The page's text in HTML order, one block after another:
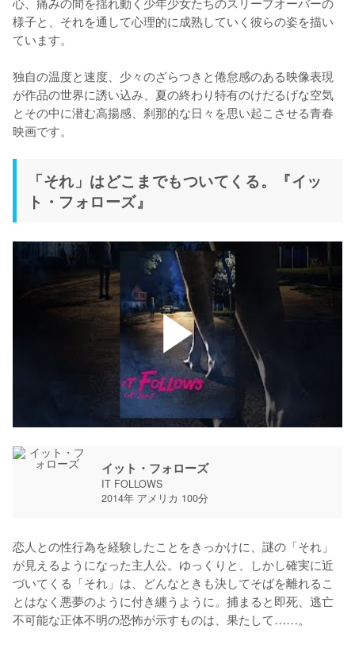
様子と、それを通して心理的に成熟していく彼らの姿を描い
ています。
独自の温度と速度、少々のざらつきと倦怠感のある映像表現
が作品の世界に誘い込み、夏の終わり特有のけだるげな空気
とその中に潜む高揚感、刹那的な日々を思い起こさせる青春
映画です。
「それ」はどこまでもついてくる。『イッ
ト・フォローズ』
イット・フォローズ
IT FOLLOWS
2014年 アメリカ 100分
恋人との性行為を経験したことをきっかけに、謎の「それ」
が見えるようになった主人公。ゆっくりと、しかし確実に近
づいてくる「それ」は、どんなときも決してそばを離れるこ
とはなく悪夢のように付き纏うように。捕まると即死、逃亡
不可能な正体不明の恐怖が示すものは、果たして……。